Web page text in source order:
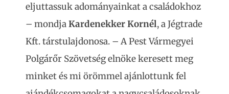
eljuttassuk adományainkat a családokhoz
– mondjaKardenekker Kornél, a Jégtrade
Kft. társtulajdonosa. – A Pest Vármegyei
Polgárőr Szövetség elnöke keresett meg
minket és mi örömmel ajánlottunk fel